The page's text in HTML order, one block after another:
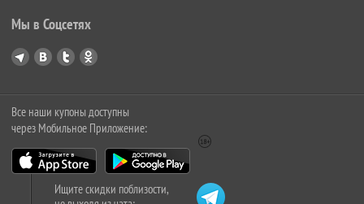
Мы в Соцсетях
Все наши купоны доступны
через Мобильное Приложение:
Ищите скидки поблизости,